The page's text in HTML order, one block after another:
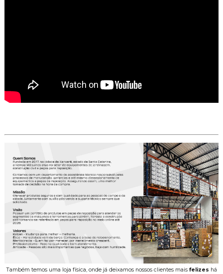
Também temos uma loja física, onde já deixamos nossos clientes mais felizes há